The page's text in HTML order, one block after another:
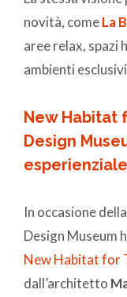
novità, comeLa
aree relax,
ambienti
New Habitat
Design
In occasione
Design Museum
New Habitat for
dall’architetto